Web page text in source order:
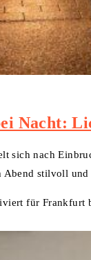
Nacht:
sich nach
Abend stilvoll
für Frankfurt